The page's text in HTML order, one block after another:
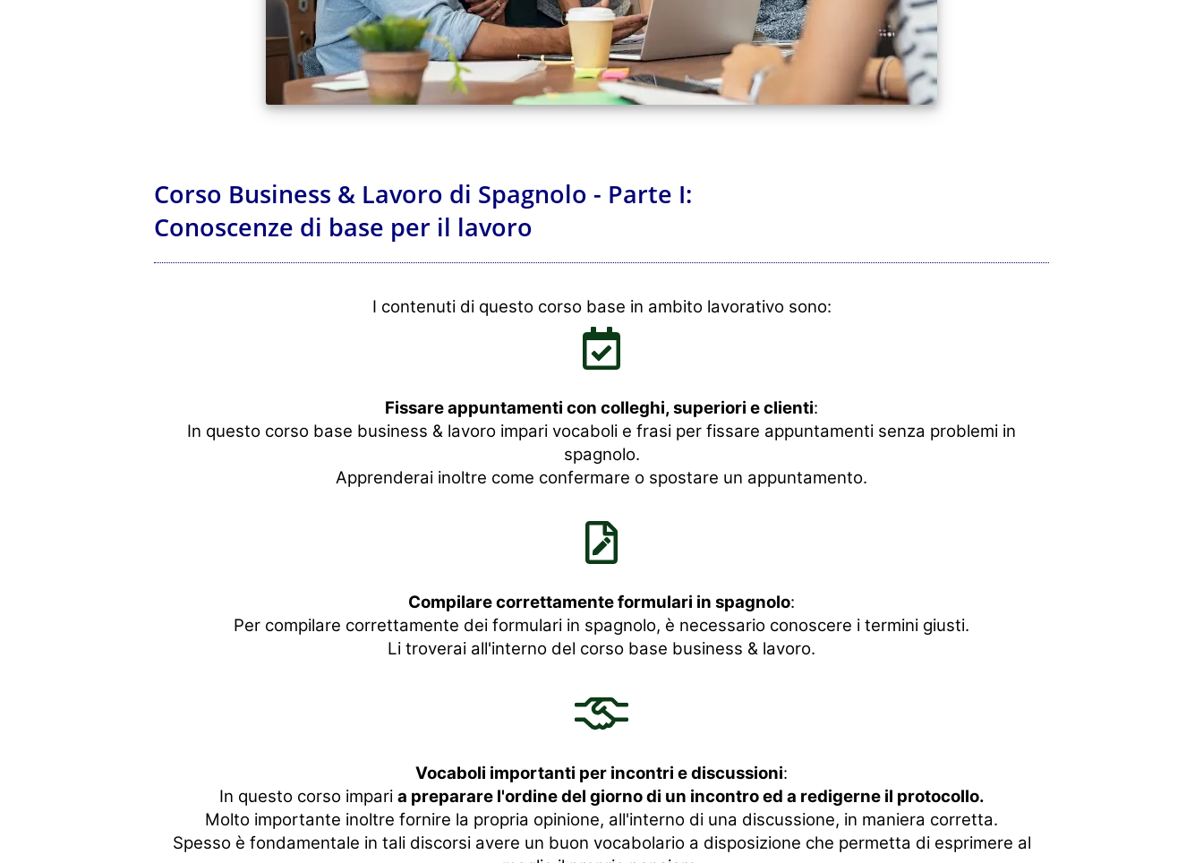
Corso Business & Lavoro di Spagnolo - Parte I:
Conoscenze di base per il lavoro
I contenuti di questo corso base in ambito lavorativo sono:
Fissare appuntamenti con colleghi, superiori e clienti:
In questo corso base business & lavoro impari vocaboli e frasi per fissare appuntamenti senza problemi in
spagnolo.
Apprenderai inoltre come confermare o spostare un appuntamento.
Compilare correttamente formulari in spagnolo:
Per compilare correttamente dei formulari in spagnolo, è necessario conoscere i termini giusti.
Li troverai all'interno del corso base business & lavoro.
Vocaboli importanti per incontri e discussioni:
In questo corso impari a preparare l'ordine del giorno di un incontro ed a redigerne il protocollo.
Molto importante inoltre fornire la propria opinione, all'interno di una discussione, in maniera corretta.
Spesso è fondamentale in tali discorsi avere un buon vocabolario a disposizione che permetta di esprimere al